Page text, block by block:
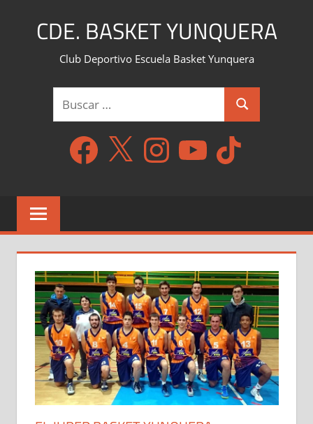
CDE. BASKET YUNQUERA
Club Deportivo Escuela Basket Yunquera
Buscar:
Buscar
Facebook
X InstagramYouTube TikTok